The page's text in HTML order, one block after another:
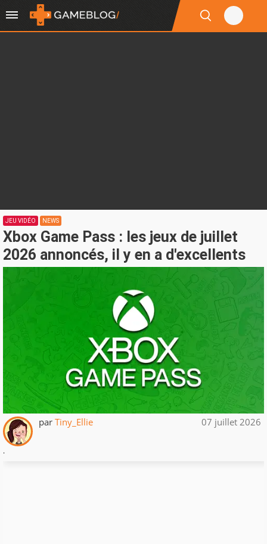
JEU VIDÉO NEWS
Xbox Game Pass : les jeux de juillet
2026 annoncés, il y en a d'excellents
par Tiny_Ellie 07 juillet 2026
.